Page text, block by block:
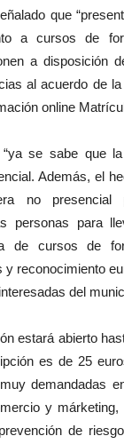
que
a cursos de
a disposición
al acuerdo de
online
se sabe que
Además, el
no presencial
personas para
de cursos de
y reconocimiento
del
estará abierto
es de 25
demandadas
y márketing,
de